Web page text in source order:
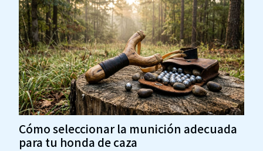
Cómo seleccionar la munición adecuada
para tu honda de caza